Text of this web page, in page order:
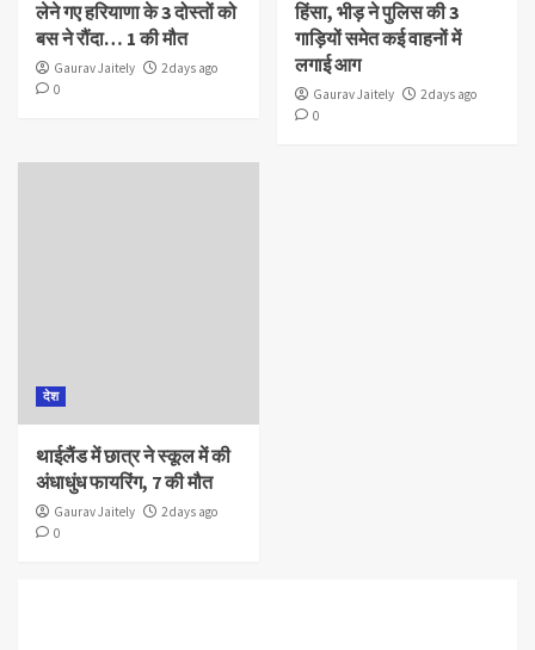
लेने गए हरियाणा के 3 दोस्तों को
बस ने रौंदा… 1 की मौत
Gaurav Jaitely
2 days ago
0
हिंसा, भीड़ ने पुलिस की 3
गाड़ियों समेत कई वाहनों में
लगाई आग
Gaurav Jaitely
2 days ago
0
देश
थाईलैंड में छात्र ने स्कूल में की
अंधाधुंध फायरिंग, 7 की मौत
Gaurav Jaitely
2 days ago
0